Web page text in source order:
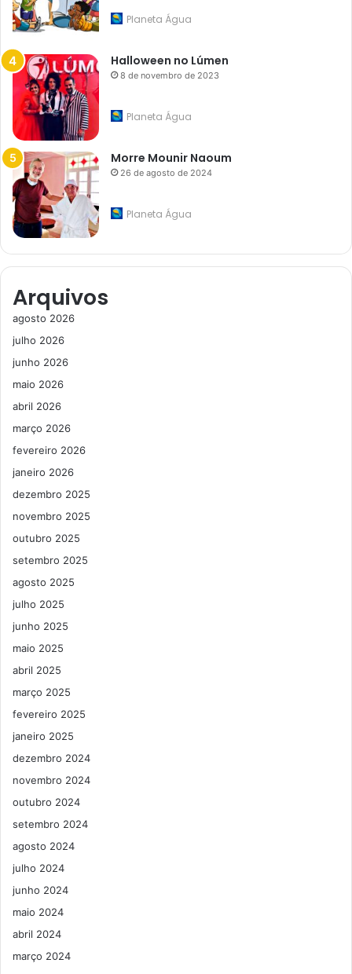
Planeta Água
Halloween no Lúmen
8 de novembro de 2023
Planeta Água
Morre Mounir Naoum
26 de agosto de 2024
Planeta Água
Arquivos
agosto 2026
julho 2026
junho 2026
maio 2026
abril 2026
março 2026
fevereiro 2026
janeiro 2026
dezembro 2025
novembro 2025
outubro 2025
setembro 2025
agosto 2025
julho 2025
junho 2025
maio 2025
abril 2025
março 2025
fevereiro 2025
janeiro 2025
dezembro 2024
novembro 2024
outubro 2024
setembro 2024
agosto 2024
julho 2024
junho 2024
maio 2024
abril 2024
março 2024